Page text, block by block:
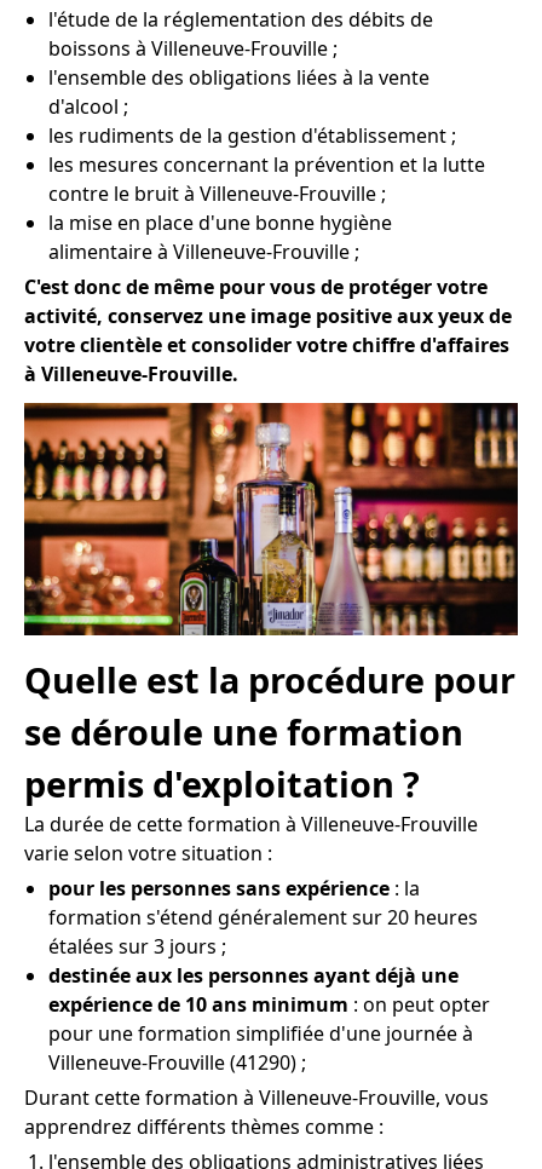
l'étude de la réglementation des débits de
boissons à Villeneuve-Frouville ;
l'ensemble des obligations liées à la vente
d'alcool ;
les rudiments de la gestion d'établissement ;
les mesures concernant la prévention et la lutte
contre le bruit à Villeneuve-Frouville ;
la mise en place d'une bonne hygiène
alimentaire à Villeneuve-Frouville ;
C'est donc de même pour vous de protéger votre
activité, conservez une image positive aux yeux de
votre clientèle et consolider votre chiffre d'affaires
à Villeneuve-Frouville.
Quelle est la procédure pour
se déroule une formation
permis d'exploitation ?
La durée de cette formation à Villeneuve-Frouville
varie selon votre situation :
pour les personnes sans expérience : la
formation s'étend généralement sur 20 heures
étalées sur 3 jours ;
destinée aux les personnes ayant déjà une
expérience de 10 ans minimum : on peut opter
pour une formation simplifiée d'une journée à
Villeneuve-Frouville (41290) ;
Durant cette formation à Villeneuve-Frouville, vous
apprendrez différents thèmes comme :
l'ensemble des obligations administratives liées